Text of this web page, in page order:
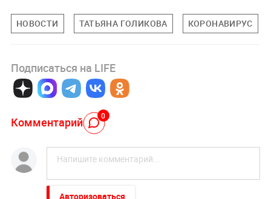
НОВОСТИ ТАТЬЯНА ГОЛИКОВА КОРОНАВИРУС
Подписаться на LIFE
Комментарий 0
Авторизоваться